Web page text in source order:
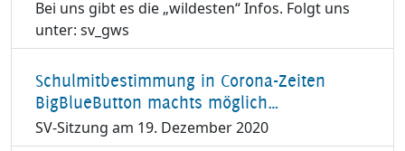
Bei uns gibt es die „wildesten“ Infos. Folgt uns
unter: sv_gws
Schulmitbestimmung in Corona-Zeiten
BigBlueButton machts möglich…
SV-Sitzung am 19. Dezember 2020